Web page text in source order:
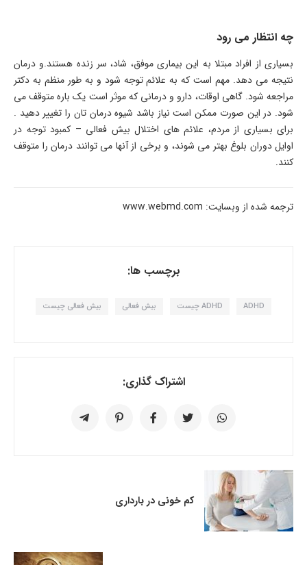
چه انتظار می رود
بسیاری از افراد مبتلا به این بیماری موفق، شاد، سر زنده هستند.و درمان
نتیجه می دهد. مهم است که به علائم توجه شود و به طور منظم به دکتر
مراجعه شود. گاهی اوقات، دارو و درمانی که موثر است یک باره متوقف می
شود. در این صورت ممکن است نیاز باشد شیوه درمان تان را تغییر دهید .
برای بسیاری از مردم، علائم های اختلال بیش فعالی – کمبود توجه در
اوایل دوران بلوغ بهتر می شوند، و برخی از آنها می توانند درمان را متوقف
کنند.
ترجمه شده از وبسایت: www.webmd.com
برچسب ها:
ADHD ADHD چیست بیش فعالی بیش فعالی چیست
اشتراک گذاری:
کم خونی در بارداری